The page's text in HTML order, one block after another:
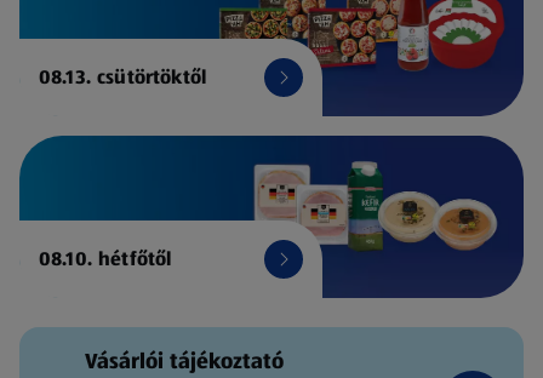
08.13. csütörtöktől
08.10. hétfőtől
Vásárlói tájékoztató